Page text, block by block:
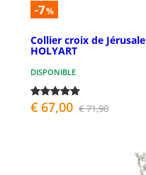
-7%
Collier croix de
HOLYART
DISPONIBLE
€ 67,00 € 71,90